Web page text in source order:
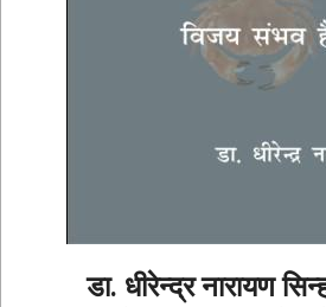
डा. धीरेन्द्र नारायण